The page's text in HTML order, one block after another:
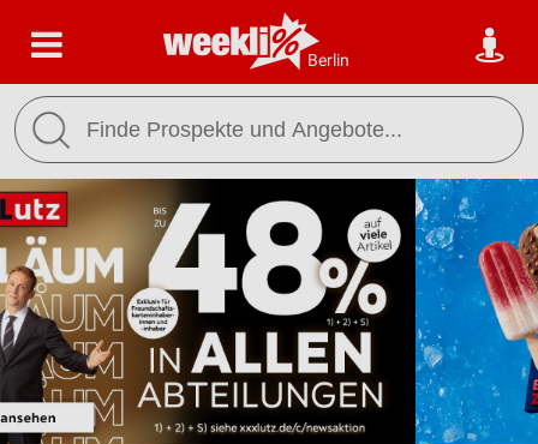
Berlin